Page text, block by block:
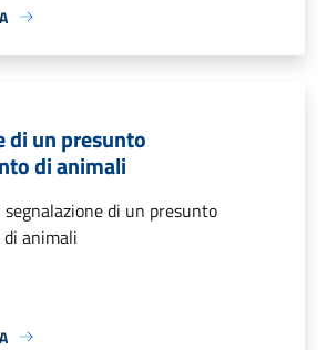
di un presunto
di animali
di un presunto
animali